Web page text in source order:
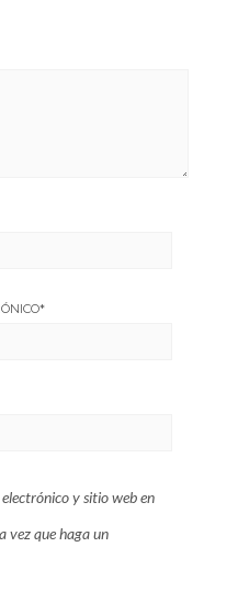
*
y sitio web en
vez que haga un